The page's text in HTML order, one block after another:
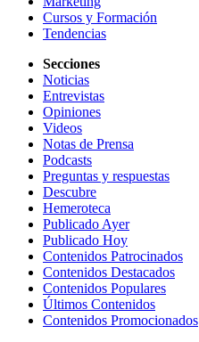
Cursos y Formación
Tendencias
Secciones
Noticias
Entrevistas
Opiniones
Videos
Notas de Prensa
Podcasts
Preguntas y respuestas
Descubre
Hemeroteca
Publicado Ayer
Publicado Hoy
Contenidos Patrocinados
Contenidos Destacados
Contenidos Populares
Últimos Contenidos
Contenidos Promocionados